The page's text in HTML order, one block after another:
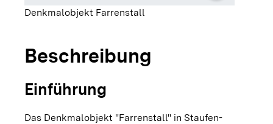
Denkmalobjekt Farrenstall
Beschreibung
Einführung
Das Denkmalobjekt "Farrenstall" in Staufen-